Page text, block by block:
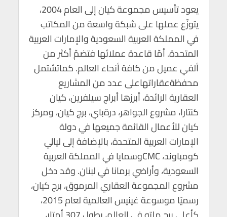
يعود تأسيس مجموعة كيان إلى العام 2004،
يتوزّع عملها على شبكة واسعة من المكاتب
في المملكة العربية السعودية والإمارات العربية
المتحدة. أمّا قاعدة عملائها فتضمّ أكثر من
ألفي عميل من كافة أنحاء العالم. كماتشتمل
محفظةعقاراتهاعلى عدد من المشاريع
العقارية الرائدة، أبرزها أبراج سيلفرين، كيان
كنتارا، مشروع الجواهر، درةباي، برج كيان، ومركز
كيان للأعمال القائمة جميعها في دولة
الإمارات العربية المتحدة، بالإضافة إلى ليالي
كومباوند، CMCوسمايا في المملكة العربية
السعودية، وأراضي برمانا في لبنان. وقد دخل
مشروع المجموعة العقاري المرموق، برج كيان،
رسميًا موسوعة غينيس العالمية لعام 2015،